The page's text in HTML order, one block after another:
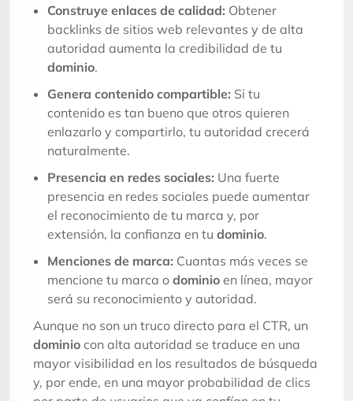
Construye enlaces de calidad: Obtener
backlinks de sitios web relevantes y de alta
autoridad aumenta la credibilidad de tu
dominio.
Genera contenido compartible: Si tu
contenido es tan bueno que otros quieren
enlazarlo y compartirlo, tu autoridad crecerá
naturalmente.
Presencia en redes sociales: Una fuerte
presencia en redes sociales puede aumentar
el reconocimiento de tu marca y, por
extensión, la confianza en tu dominio.
Menciones de marca: Cuantas más veces se
mencione tu marca o dominio en línea, mayor
será su reconocimiento y autoridad.
Aunque no son un truco directo para el CTR, un
dominio con alta autoridad se traduce en una
mayor visibilidad en los resultados de búsqueda
y, por ende, en una mayor probabilidad de clics